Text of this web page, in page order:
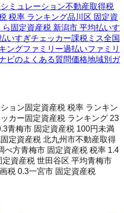
ミュレーション不動産取得税
税率 ランキング品川区 固定資
ら 固定資産税 新潟市 平均払いす
いすぎチェッカー課税ミス全国
ングファミリー過払いファミリ
ビのよくある質問価格地域別ガ
ョン固定資産税 税率 ランキン
カー固定資産税 ランキング 23
青梅市 固定資産税 100円未満
固定資産税 北九州市不動産取得
べ方青梅市 固定資産税 税率 1.4
定資産税 世田谷区 平均青梅市
税 0.3一宮市 固定資産税